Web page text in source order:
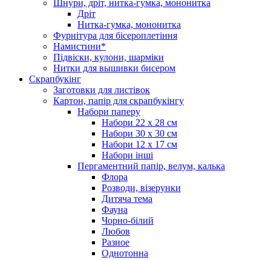
Шнури, дріт, нитка-гумка, мононитка
Дріт
Нитка-гумка, мононитка
Фурнітура для бісероплетіння
Намистини*
Підвіски, кулони, шарміки
Нитки для вышивки бисером
Скрапбукінг
Заготовки для листівок
Картон, папір для скрапбукінгу
Набори паперу
Набори 22 х 28 см
Набори 30 х 30 см
Набори 12 х 17 см
Набори інші
Пергаментний папір, велум, калька
Флора
Розводи, візерунки
Дитяча тема
Фауна
Чорно-білий
Любов
Разное
Однотонна